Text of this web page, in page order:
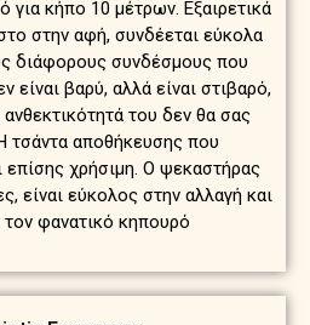
για κήπο 10 μέτρων. Εξαιρετικά
στην αφή, συνδέεται εύκολα
διάφορους συνδέσμους που
είναι βαρύ, αλλά είναι στιβαρό,
του δεν θα σας
τσάντα αποθήκευσης που
επίσης χρήσιμη. Ο ψεκαστήρας
είναι εύκολος στην αλλαγή και
τον φανατικό κηπουρό